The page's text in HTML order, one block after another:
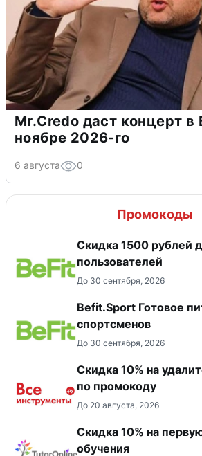
Mr.Credo даст концерт в
ноябре 2026-го
6 августа 0
Промокоды
Скидка 1500 рублей
пользователей
До 30 сентября, 2026
Befit.Sport Готовое
спортсменов
До 30 сентября, 2026
Скидка 10% на
по промокоду
До 20 августа, 2026
Скидка 10% на
обучения